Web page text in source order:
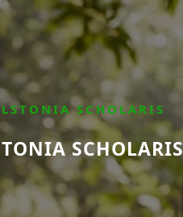
SCHOLARIS
SCHOLARIS